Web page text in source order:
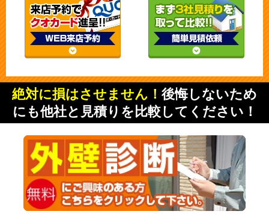
絶対に損はさせません！ 後悔しないため
にも他社と見積りを比較してください！